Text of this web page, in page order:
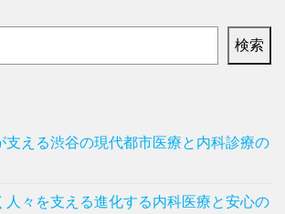
検索
支える渋谷の現代都市医療と内科診療の
人々を支える進化する内科医療と安心の